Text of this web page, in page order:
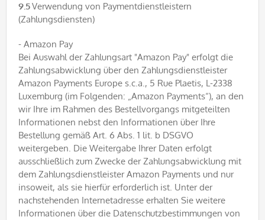
9.5Verwendung von Paymentdienstleistern
(Zahlungsdiensten)
- Amazon Pay
Bei Auswahl der Zahlungsart "Amazon Pay" erfolgt die
Zahlungsabwicklung über den Zahlungsdienstleister
Amazon Payments Europe s.c.a., 5 Rue Plaetis, L-2338
Luxemburg (im Folgenden: „Amazon Payments“), an den
wir Ihre im Rahmen des Bestellvorgangs mitgeteilten
Informationen nebst den Informationen über Ihre
Bestellung gemäß Art. 6 Abs. 1 lit. b DSGVO
weitergeben. Die Weitergabe Ihrer Daten erfolgt
ausschließlich zum Zwecke der Zahlungsabwicklung mit
dem Zahlungsdienstleister Amazon Payments und nur
insoweit, als sie hierfür erforderlich ist. Unter der
nachstehenden Internetadresse erhalten Sie weitere
Informationen über die Datenschutzbestimmungen von